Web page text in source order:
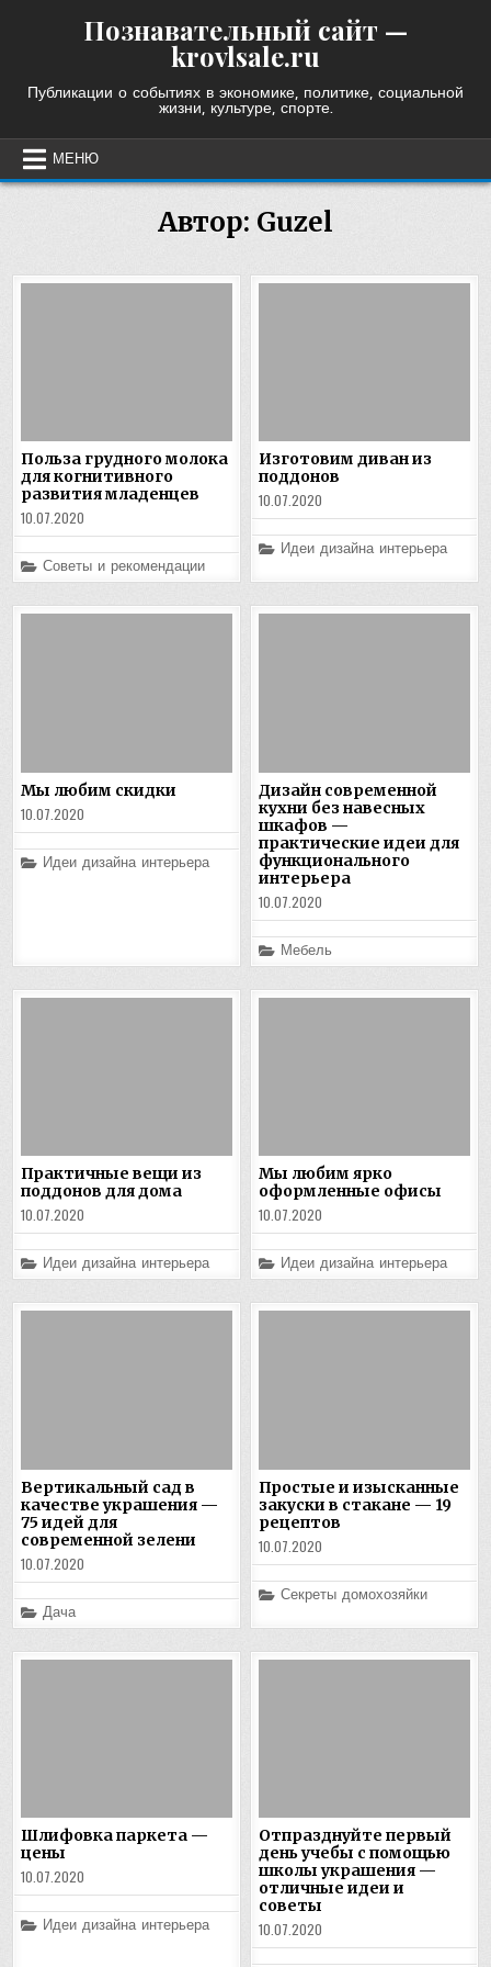
Познавательный сайт —
krovlsale.ru
Публикации о событиях в экономике, политике, социальной
жизни, культуре, спорте.
МЕНЮ
Автор: Guzel
Польза грудного молока
для когнитивного
развития младенцев
10.07.2020
Posted
in
Советы и рекомендации
Изготовим диван из
поддонов
10.07.2020
Posted
in
Идеи дизайна интерьера
Мы любим скидки
10.07.2020
Posted
in
Идеи дизайна интерьера
Дизайн современной
кухни без навесных
шкафов —
практические идеи для
функционального
интерьера
10.07.2020
Posted
in
Мебель
Практичные вещи из
поддонов для дома
10.07.2020
Posted
in
Идеи дизайна интерьера
Мы любим ярко
оформленные офисы
10.07.2020
Posted
in
Идеи дизайна интерьера
Вертикальный сад в
качестве украшения —
75 идей для
современной зелени
10.07.2020
Posted
in
Дача
Простые и изысканные
закуски в стакане — 19
рецептов
10.07.2020
Posted
Секреты домохозяйки
Шлифовка паркета —
цены
10.07.2020
Posted
in
Идеи дизайна интерьера
Отпразднуйте первый
день учебы с помощью
школы украшения —
отличные идеи и
советы
10.07.2020